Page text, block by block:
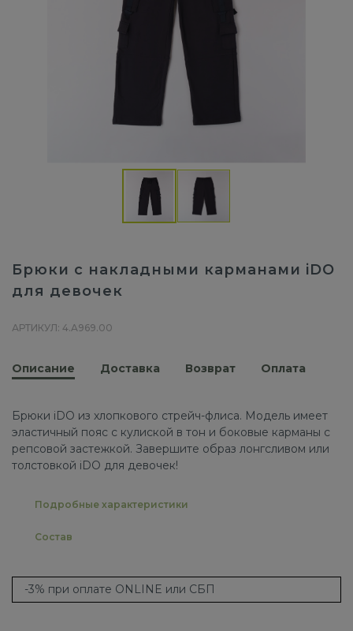
Брюки с накладными карманами iDO
для девочек
АРТИКУЛ: 4.A969.00
Описание Доставка Возврат Оплата
Брюки iDO из хлопкового стрейч-флиса. Модель имеет
эластичный пояс с кулиской в ​​тон и боковые карманы с
репсовой застежкой. Завершите образ лонгсливом или
толстовкой iDO для девочек!
Подробные характеристики
Состав
-3% при оплате ONLINE или СБП